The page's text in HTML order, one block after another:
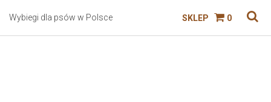
Wybiegi dla psów w Polsce SKLEP 0